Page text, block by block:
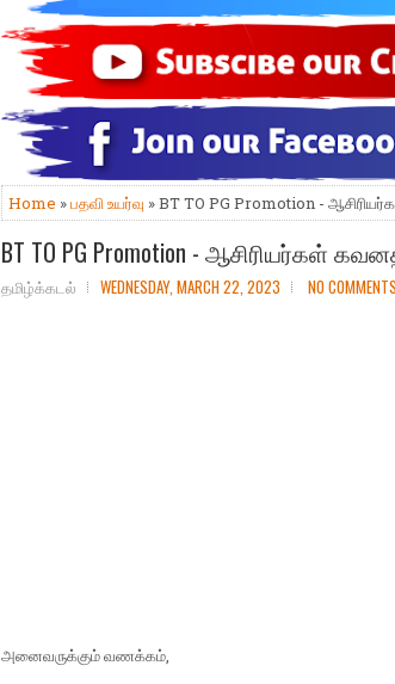
Home »பதவி உயர்வு » BT TO PG Promotion -
BT TO PG Promotion - ஆசிரியர்கள்
தமிழ்க்கடல் WEDNESDAY, MARCH 22, 2023 NO COMMENTS
அனைவருக்கும் வணக்கம்,